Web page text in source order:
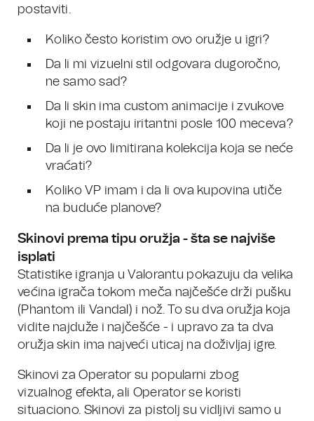
postaviti.
Koliko često koristim ovo oružje u igri?
Da li mi vizuelni stil odgovara dugoročno,
ne samo sad?
Da li skin ima custom animacije i zvukove
koji ne postaju iritantni posle 100 meceva?
Da li je ovo limitirana kolekcija koja se neće
vraćati?
Koliko VP imam i da li ova kupovina utiče
na buduće planove?
Skinovi prema tipu oružja - šta se najviše
isplati
Statistike igranja u Valorantu pokazuju da velika
većina igrača tokom meča najčešće drži pušku
(Phantom ili Vandal) i nož. To su dva oružja koja
vidite najduže i najčešće - i upravo za ta dva
oružja skin ima najveći uticaj na doživljaj igre.
Skinovi za Operator su popularni zbog
vizualnog efekta, ali Operator se koristi
situaciono. Skinovi za pistolj su vidljivi samo u